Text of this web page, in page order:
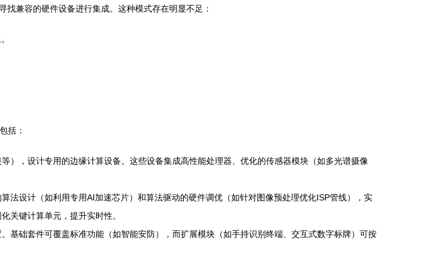
找兼容的硬件设备进行集成。这种模式存在明显不足：
括：
），设计专用的边缘计算设备。这些设备集成高性能处理器、优化的传感器模块（如多光谱摄像
法设计（如利用专用AI加速芯片）和算法驱动的硬件调优（如针对图像预处理优化ISP管线），实
关键计算单元，提升实时性。
基础套件可覆盖标准功能（如智能安防），而扩展模块（如手持识别终端、交互式数字标牌）可按